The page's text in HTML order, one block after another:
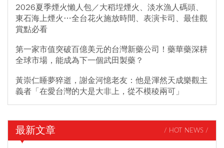
2026夏季煙火懶人包／大稻埕煙火、淡水漁人碼頭、
東石海上煙火…全台花火施放時間、表演卡司、最佳觀
賞點必看
第一家市值突破百億美元的台灣新藥公司！藥華藥深耕
全球市場，能成為下一個武田製藥？
黃崇仁睡夢猝逝，謝金河憶老友：他是渾然天成樂觀主
義者「在愛台灣的大是大非上，從不模稜兩可」
最新文章 / HOT NEWS /